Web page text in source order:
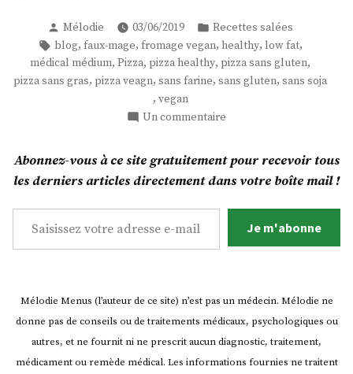
croustillante
qui
Publié
par
Mélodie 03/06/2019
Publié
dans
Recettes salées
Étiquettes :
blog, faux-mage, fromage vegan, healthy, low fat,
médical médium, Pizza, pizza healthy, pizza sans gluten,
pizza sans gras, pizza veagn, sans farine, sans gluten, sans soja
, vegan
Un commentaire
croustillante
qui
Abonnez-vous à ce site gratuitement pour recevoir tous
les derniers articles directement dans votre boîte mail !
Saisissez votre adresse e-mail…
Je m'abonne
Mélodie Menus (l’auteur de ce site) n’est pas un médecin. Mélodie ne
donne pas de conseils ou de traitements médicaux, psychologiques ou
autres, et ne fournit ni ne prescrit aucun diagnostic, traitement,
médicament ou remède médical. Les informations fournies ne traitent